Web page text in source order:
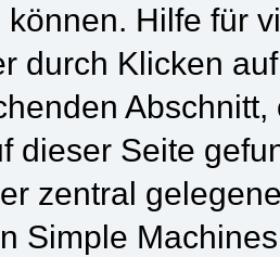
können. Hilfe für
durch Klicken
dieser Seite
zentral
Simple